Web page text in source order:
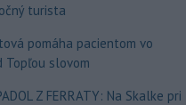
turista
pomáha pacientom vo
Topľou slovom
Z FERRATY: Na Skalke pri